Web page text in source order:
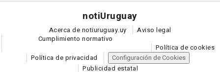
notiUruguay
Acerca de notiuruguay.uy
Aviso legal
Cumplimiento normativo
Política de cookies
Política de privacidad
Configuración de Cookies
Publicidad estatal